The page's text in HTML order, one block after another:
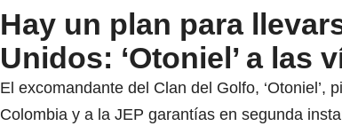
Hay un plan para
Unidos: ‘Otoniel’ a las
El excomandante del Clan del Golfo,
Colombia y a la JEP garantías en segunda